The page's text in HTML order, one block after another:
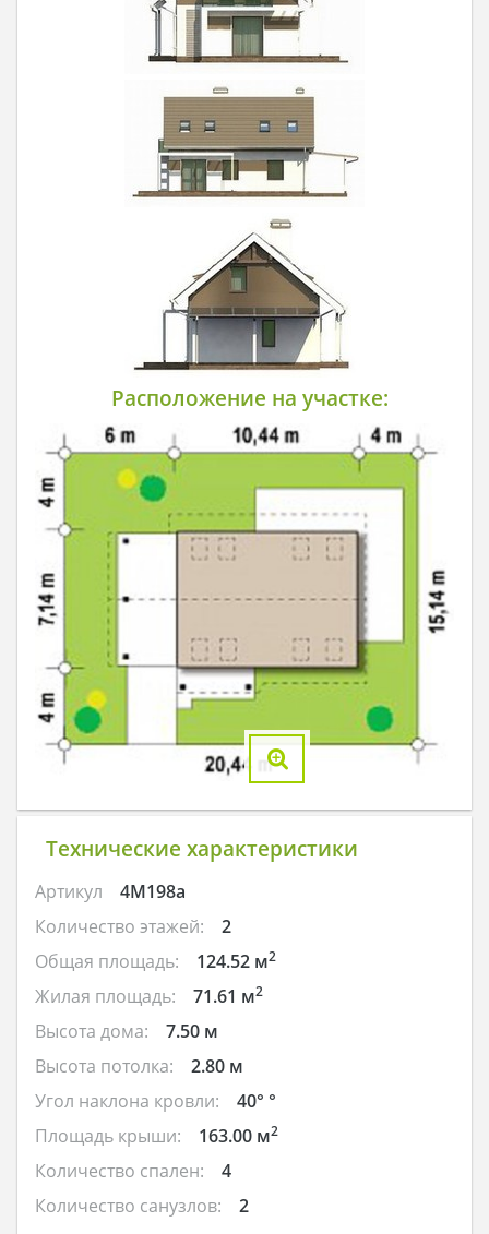
Расположение на участке:
Технические характеристики
Артикул
4M198a
Количество этажей:
2
Общая площадь:
124.52 м2
Жилая площадь: 71.61 м2
Высота дома:
7.50 м
Высота потолка:
2.80 м
Угол наклона кровли:
40° °
Площадь крыши:
163.00 м2
Количество спален:
4
Количество санузлов:
2